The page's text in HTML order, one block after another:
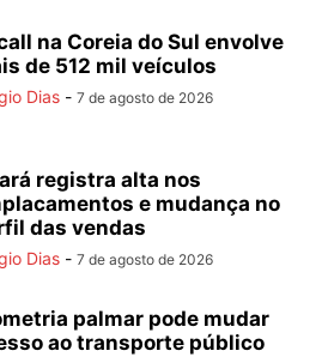
na Coreia do Sul envolve
de 512 mil veículos
Dias - 7 de agosto de 2026
registra alta nos
e mudança no
das vendas
Dias - 7 de agosto de 2026
palmar pode mudar
ao transporte público